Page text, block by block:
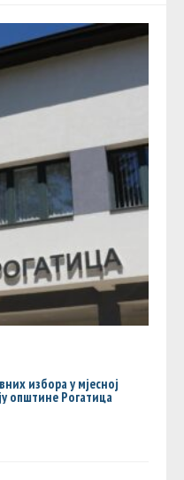
избора у мјесној
општине Рогатица